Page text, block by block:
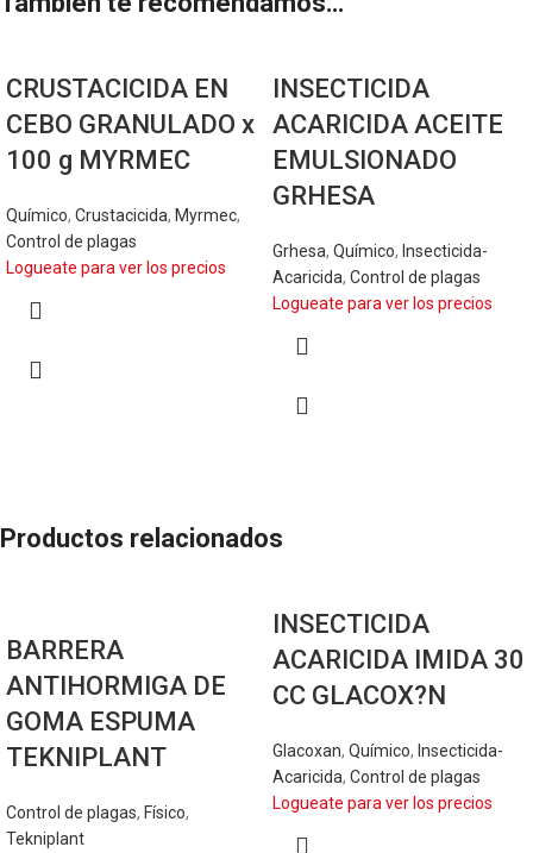
CRUSTACICIDA EN
CEBO GRANULADO x
100 g MYRMEC
Químico, Crustacicida, Myrmec,
Control de plagas
Logueate para ver los precios
INSECTICIDA
ACARICIDA ACEITE
EMULSIONADO
GRHESA
Grhesa, Químico, Insecticida-
Acaricida, Control de plagas
Logueate para ver los precios
Productos relacionados
BARRERA
ANTIHORMIGA DE
GOMA ESPUMA
TEKNIPLANT
Control de plagas, Físico,
Tekniplant
INSECTICIDA
ACARICIDA IMIDA 30
CC GLACOX?N
Glacoxan, Químico, Insecticida-
Acaricida, Control de plagas
Logueate para ver los precios